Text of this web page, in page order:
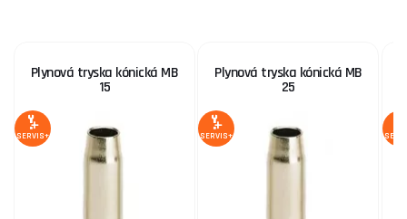
Plynová tryska kónická MB
15
SERVIS+
Plynová tryska kónická MB
25
SERVIS+